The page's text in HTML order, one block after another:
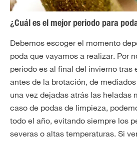
¿Cuál es el mejor periodo para
Debemos escoger el momento
poda que vayamos a realizar. Por
periodo es al final del invierno tras
antes de la brotación, de
una vez dejadas atrás las heladas
caso de podas de limpieza,
todo el año, evitando siempre los
severas o altas temperaturas. Si